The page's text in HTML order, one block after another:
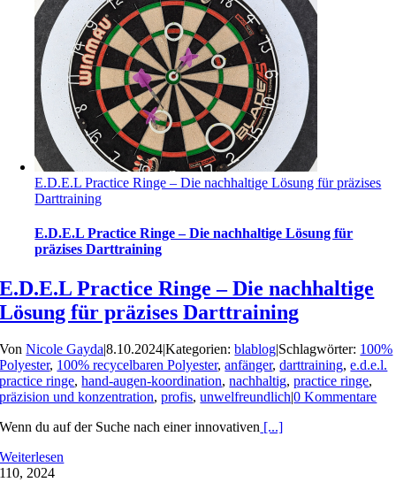
E.D.E.L Practice Ringe – Die nachhaltige Lösung für präzises
Darttraining
E.D.E.L Practice Ringe – Die nachhaltige Lösung für
präzises Darttraining
E.D.E.L Practice Ringe – Die nachhaltige
Lösung für präzises Darttraining
VonNicole Gayda|8.10.2024|Kategorien:blablog|Schlagwörter: 100%
Polyester, 100% recycelbaren Polyester,anfänger,darttraining,e.d.e.l.
practice ringe,hand-augen-koordination,nachhaltig,practice ringe,
präzision und konzentration,profis,unwelfreundlich|0 Kommentare
Wenn du auf der Suche nach einer innovativen [...]
Weiterlesen
110, 2024